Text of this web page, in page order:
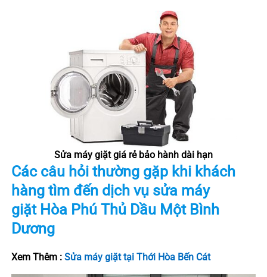
Sửa máy giặt giá rẻ bảo hành dài hạn
Các câu hỏi thường gặp khi khách
hàng tìm đến dịch vụ sửa máy
giặt Hòa Phú Thủ Dầu MộtBình
Dương
Xem Thêm : Sửa máy giặt tại Thới Hòa Bến Cát